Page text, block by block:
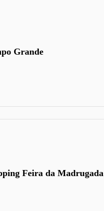
Grande
Feira da Madrugada